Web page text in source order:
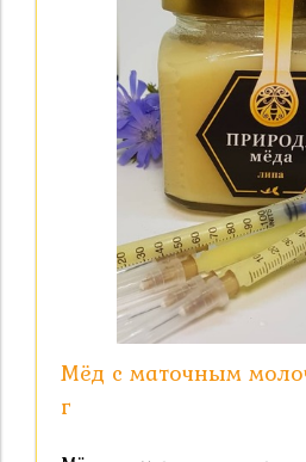
Мёд с маточным
г